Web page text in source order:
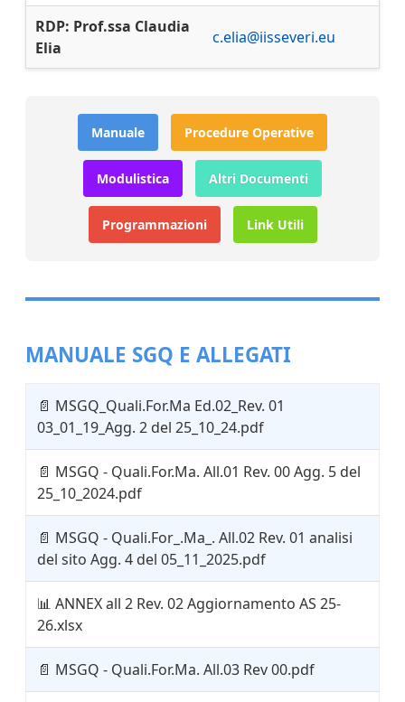
RDP: Prof.ssa Claudia
Elia
c.elia@iisseveri.eu
Manuale Procedure Operative
Modulistica Altri Documenti
Programmazioni Link Utili
MANUALE SGQ E ALLEGATI
📄 MSGQ_Quali.For.Ma Ed.02_Rev. 01
03_01_19_Agg. 2 del 25_10_24.pdf
📄 MSGQ - Quali.For.Ma. All.01 Rev. 00 Agg. 5 del
25_10_2024.pdf
📄 MSGQ - Quali.For_.Ma_. All.02 Rev. 01 analisi
del sito Agg. 4 del 05_11_2025.pdf
📊 ANNEX all 2 Rev. 02 Aggiornamento AS 25-
26.xlsx
📄 MSGQ - Quali.For.Ma. All.03 Rev 00.pdf